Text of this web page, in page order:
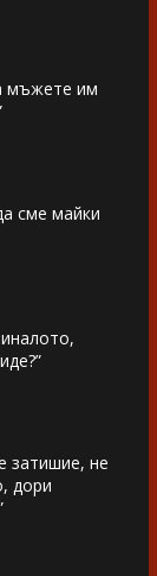
мъжете им
сме майки
затишие, не
дори